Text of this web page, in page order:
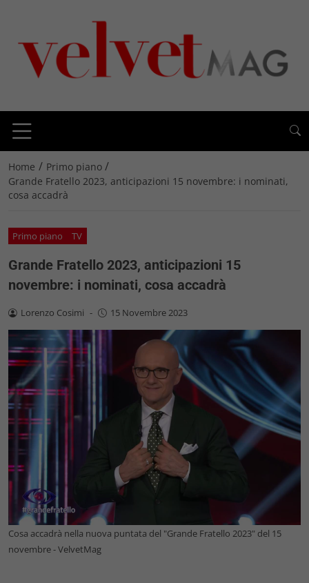
Home / Primo piano /
Grande Fratello 2023, anticipazioni 15 novembre: i nominati,
cosa accadrà
Primo piano TV
Grande Fratello 2023, anticipazioni 15
novembre: i nominati, cosa accadrà
Lorenzo Cosimi - 15 Novembre 2023
Cosa accadrà nella nuova puntata del "Grande Fratello 2023" del 15
novembre - VelvetMag